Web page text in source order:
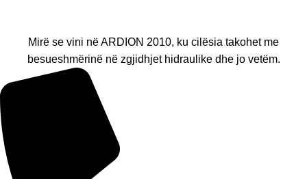
Mirë se vini në ARDION 2010, ku cilësia takohet me
besueshmërinë në zgjidhjet hidraulike dhe jo vetëm.